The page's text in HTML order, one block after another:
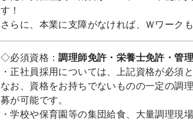
す！
さらに、本業に支障がなければ、Ｗワーク
◇必須資格：調理師免許・栄養士免許・管
・正社員採用については、上記資格が必須と
なお、資格をお持ちでないものの一定の調
募が可能です。
・学校や保育園等の集団給食、大量調理現